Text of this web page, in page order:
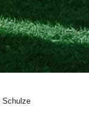
